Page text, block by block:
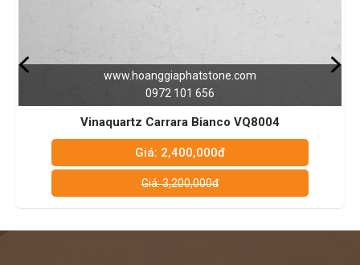
www.hoanggiaphatstone.com
0972 101 656
Vinaquartz Carrara Bianco VQ8004
Giá: 2,400,000đ
Giá: 3,200,000đ